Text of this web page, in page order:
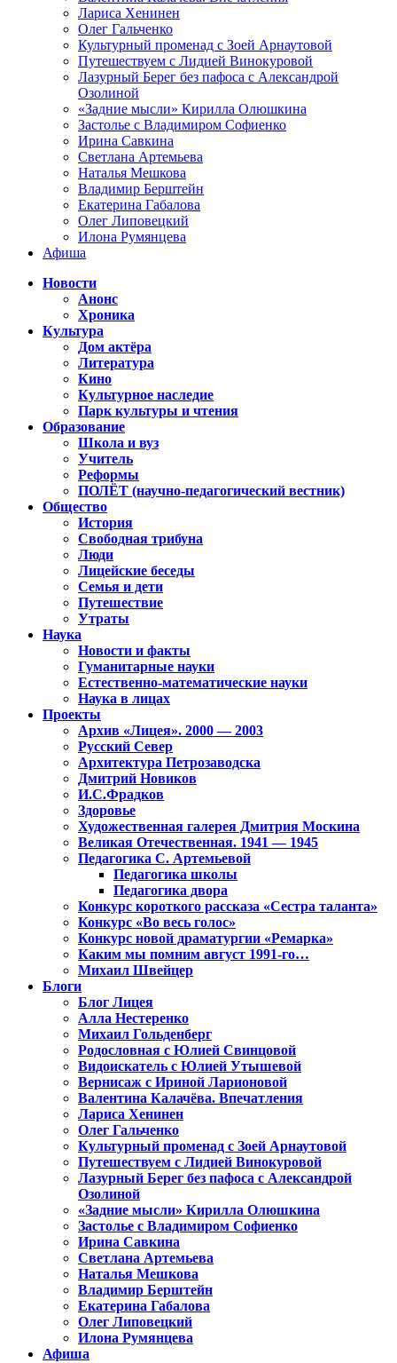
Лариса Хенинен
Олег Гальченко
Культурный променад с Зоей Арнаутовой
Путешествуем с Лидией Винокуровой
Лазурный Берег без пафоса с Александрой
Озолиной
«Задние мысли» Кирилла Олюшкина
Застолье с Владимиром Софиенко
Ирина Савкина
Светлана Артемьева
Наталья Мешкова
Владимир Берштейн
Екатерина Габалова
Олег Липовецкий
Илона Румянцева
Афиша
Новости
Анонс
Хроника
Культура
Дом актёра
Литература
Кино
Культурное наследие
Парк культуры и чтения
Образование
Школа и вуз
Учитель
Реформы
ПОЛЁТ (научно-педагогический вестник)
Общество
История
Свободная трибуна
Люди
Лицейские беседы
Семья и дети
Путешествие
Утраты
Наука
Новости и факты
Гуманитарные науки
Естественно-математические науки
Наука в лицах
Проекты
Архив «Лицея». 2000 — 2003
Русский Север
Архитектура Петрозаводска
Дмитрий Новиков
И.С.Фрадков
Здоровье
Художественная галерея Дмитрия Москина
Великая Отечественная. 1941 — 1945
Педагогика С. Артемьевой
Педагогика школы
Педагогика двора
Конкурс короткого рассказа «Сестра таланта»
Конкурс «Во весь голос»
Конкурс новой драматургии «Ремарка»
Каким мы помним август 1991-го…
Михаил Швейцер
Блоги
Блог Лицея
Алла Нестеренко
Михаил Гольденберг
Родословная с Юлией Свинцовой
Видоискатель с Юлией Утышевой
Вернисаж с Ириной Ларионовой
Валентина Калачёва. Впечатления
Лариса Хенинен
Олег Гальченко
Культурный променад с Зоей Арнаутовой
Путешествуем с Лидией Винокуровой
Лазурный Берег без пафоса с Александрой
Озолиной
«Задние мысли» Кирилла Олюшкина
Застолье с Владимиром Софиенко
Ирина Савкина
Светлана Артемьева
Наталья Мешкова
Владимир Берштейн
Екатерина Габалова
Олег Липовецкий
Илона Румянцева
Афиша